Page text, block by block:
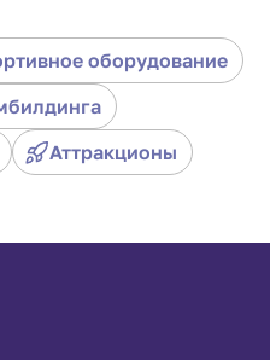
равновесие. Аренда
для мероприятий
тимбилдингов.
можете приобрести
несчастных
оборудование
Аттракционы